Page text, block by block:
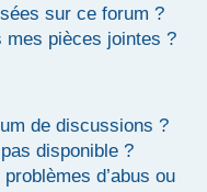
sur ce forum ?
mes pièces jointes ?
de discussions ?
disponible ?
d’abus ou